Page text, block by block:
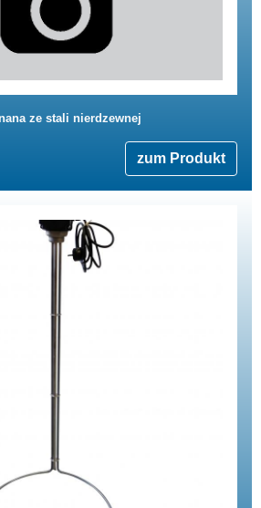
ze stali nierdzewnej
zum Produkt